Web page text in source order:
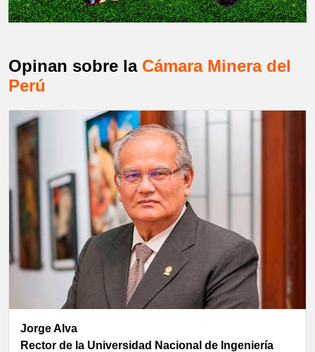
Opinan sobre la Cámara Minera del
Perú
Jorge Alva
Rector de la Universidad Nacional de Ingeniería